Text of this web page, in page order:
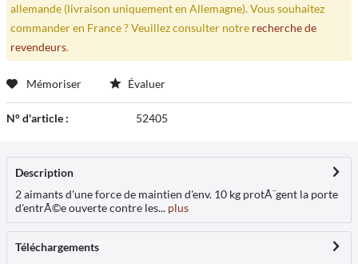
allemande (livraison uniquement en Allemagne). Vous souhaitez
commander en France ? Veuillez consulter notre recherche de
revendeurs.
Mémoriser Évaluer
N° d'article : 52405
Description
2 aimants d'une force de maintien d'env. 10 kg protÃ¨gent la porte
d'entrÃ©e ouverte contre les... plus
Téléchargements